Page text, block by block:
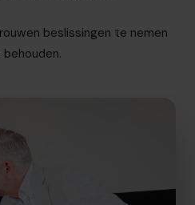
beslissingen te nemen